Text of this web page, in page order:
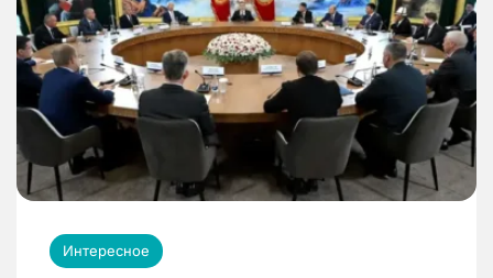
Интересное